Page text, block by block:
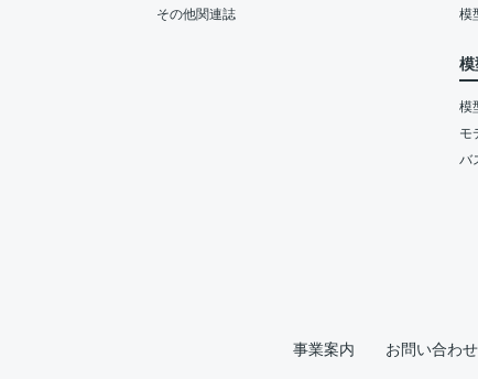
その他関連誌
模
模
モ
バ
事業案内 お問い合わせ